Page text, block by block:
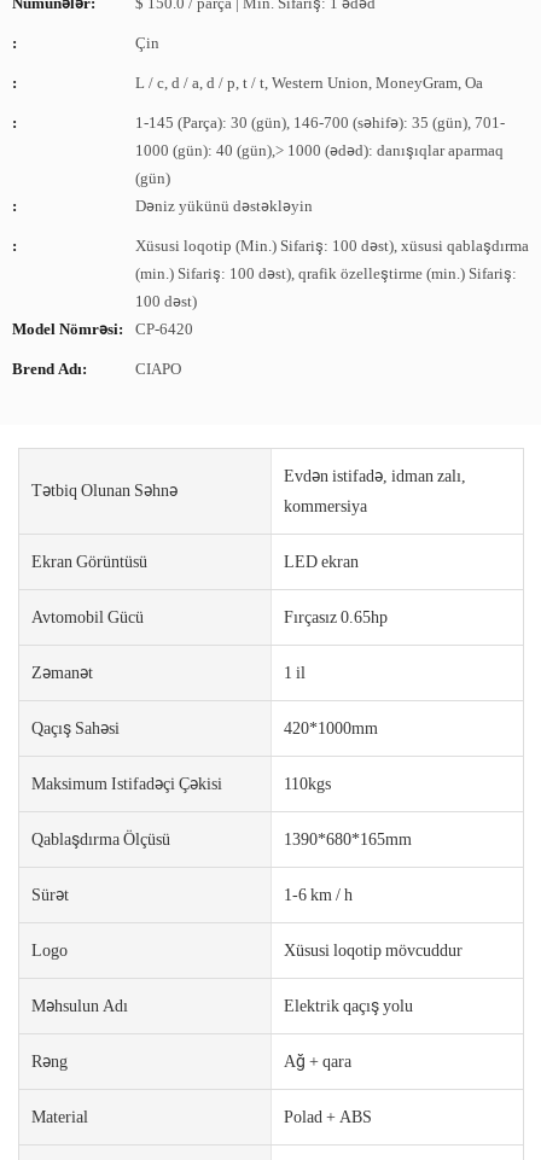
: Çin
: L / c, d / a, d / p, t / t, Western Union, MoneyGram, Oa
:
1-145 (Parça): 30 (gün), 146-700 (səhifə): 35 (gün), 701-
1000 (gün): 40 (gün),> 1000 (ədəd): danışıqlar aparmaq
(gün)
:
Dəniz yükünü dəstəkləyin
:
Xüsusi loqotip (Min.) Sifariş: 100 dəst), xüsusi qablaşdırma
(min.) Sifariş: 100 dəst), qrafik özelleştirme (min.) Sifariş:
100 dəst)
Model Nömrəsi:
CP-6420
Brend Adı: CIAPO
Tətbiq Olunan Səhnə
Evdən istifadə, idman zalı,
kommersiya
Ekran Görüntüsü LED ekran
Avtomobil Gücü Fırçasız 0.65hp
Zəmanət 1 il
Qaçış Sahəsi 420*1000mm
Maksimum Istifadəçi Çəkisi 110kgs
Qablaşdırma Ölçüsü 1390*680*165mm
Sürət 1-6 km / h
Logo Xüsusi loqotip mövcuddur
Məhsulun Adı Elektrik qaçış yolu
Rəng Ağ + qara
Material Polad + ABS